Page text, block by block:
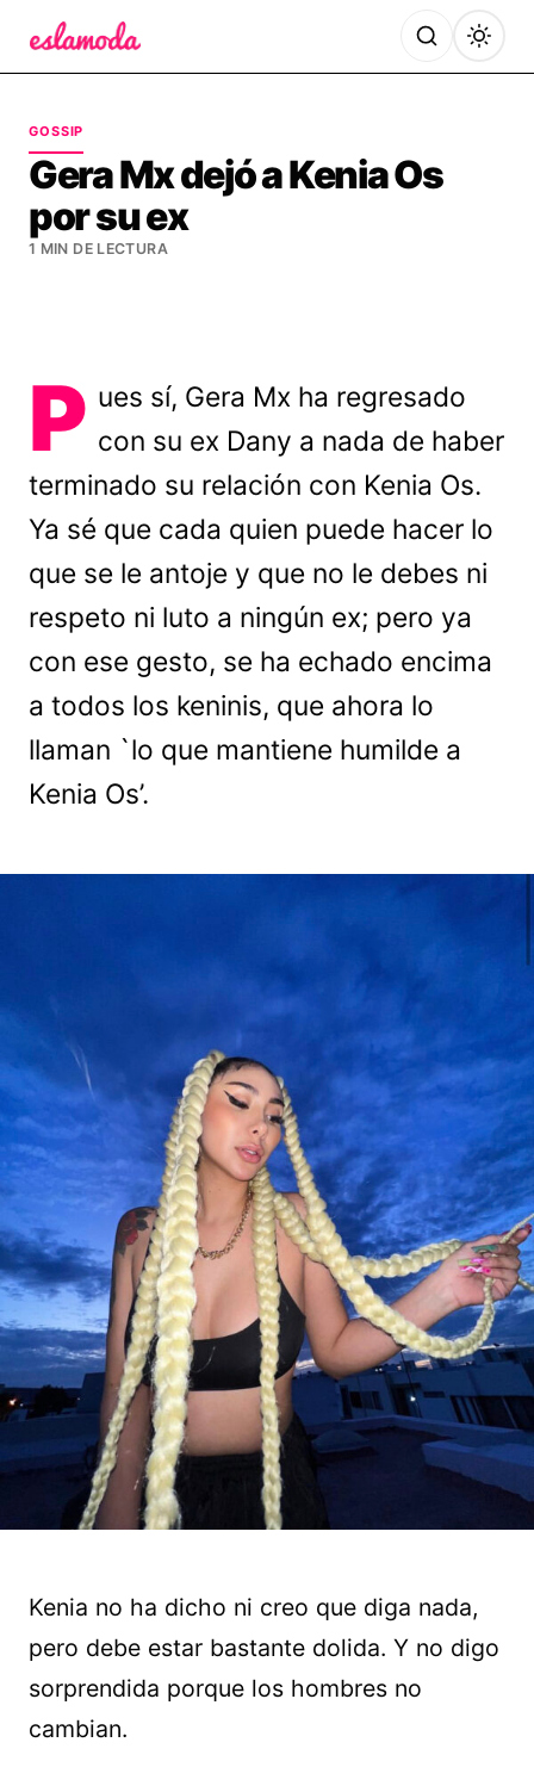
GOSSIP
Gera Mx dejó a Kenia Os
por su ex
1 MIN DE LECTURA
P ues sí, Gera Mx ha regresado
con su ex Dany a nada de haber
terminado su relación con Kenia Os.
Ya sé que cada quien puede hacer lo
que se le antoje y que no le debes ni
respeto ni luto a ningún ex; pero ya
con ese gesto, se ha echado encima
a todos los keninis, que ahora lo
llaman `lo que mantiene humilde a
Kenia Os’.
Kenia no ha dicho ni creo que diga nada,
pero debe estar bastante dolida. Y no digo
sorprendida porque los hombres no
cambian.